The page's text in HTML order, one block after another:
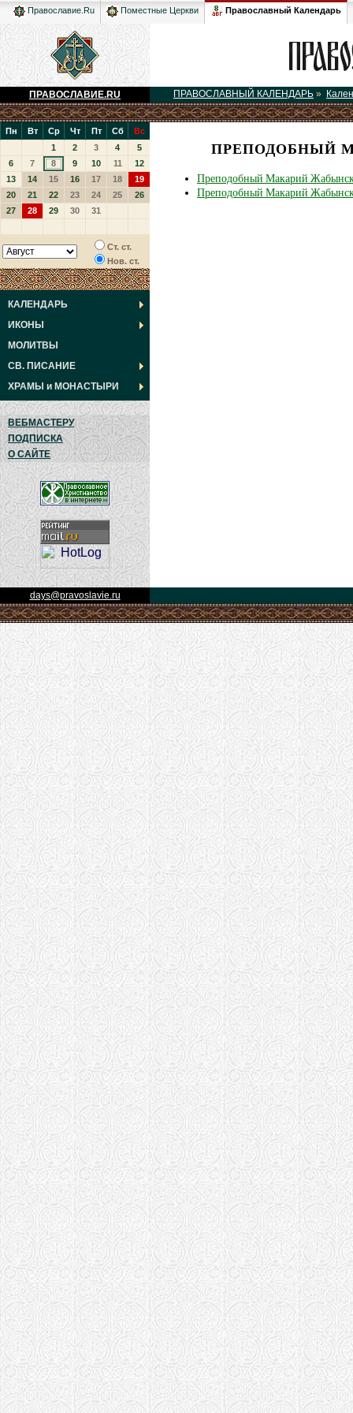
Православие.Ru Поместные Церкви Православный Календарь
ПРАВОСЛАВИЕ.RU ПРАВОСЛАВНЫЙ КАЛЕНДАРЬ »
Пн Вт Ср Чт Пт Сб
Вс
1
2 3 4
5
6
7 8 9 10 11
12
13
14 15 16 17 18
19
20
21 22 23 24 25
26
27
28 29 30 31
Ст. ст.
Нов. ст.
КАЛЕНДАРЬ
ИКОНЫ
МОЛИТВЫ
СВ. ПИСАНИЕ
ХРАМЫ и МОНАСТЫРИ
ВЕБМАСТЕРУ
ПОДПИСКА
О САЙТЕ
ПРЕПОДОБНЫЙ
Преподобный Макарий
Преподобный Макарий
days@pravoslavie.ru